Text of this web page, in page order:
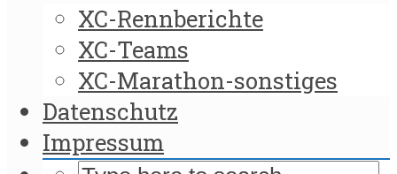
XC-Rennberichte
XC-Teams
XC-Marathon-sonstiges
Datenschutz
Impressum